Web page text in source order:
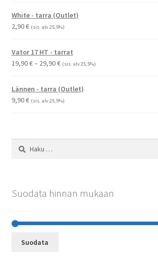
-
2,90 €
White - tarra (Outlet)
2,90€ (sis. alv 25,5%)
Vator 17 HT - tarrat
19,90€– 29,90€Hintaluokka:
-
29,90 €
(sis. alv 25,5%)
Lännen - tarra (Outlet)
9,90€ (sis. alv 25,5%)
Haku:
Suodata hinnan mukaan
Suodata